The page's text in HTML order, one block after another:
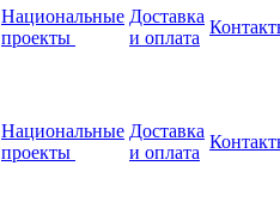
Национальные
проекты
Доставка
и оплата
Национальные
проекты
Доставка
и оплата